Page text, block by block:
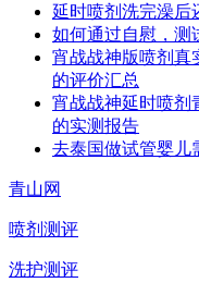
延时喷剂洗完澡后
如何通过自慰，测
宵战战神版喷剂真
的评价汇总
宵战战神延时喷剂
的实测报告
去泰国做试管婴儿
青山网
喷剂测评
洗护测评